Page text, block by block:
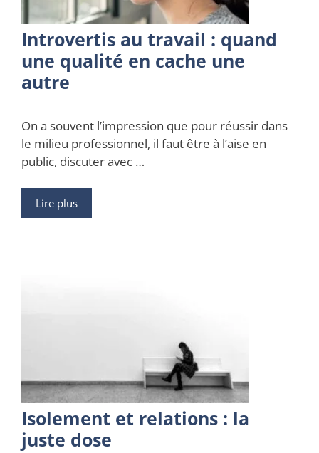
Introvertis au travail : quand
une qualité en cache une
autre
On a souvent l’impression que pour réussir dans
le milieu professionnel, il faut être à l’aise en
public, discuter avec …
Lire plus
Isolement et relations : la
juste dose